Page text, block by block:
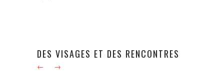
DES VISAGES ET DES RENCONTRES
← →